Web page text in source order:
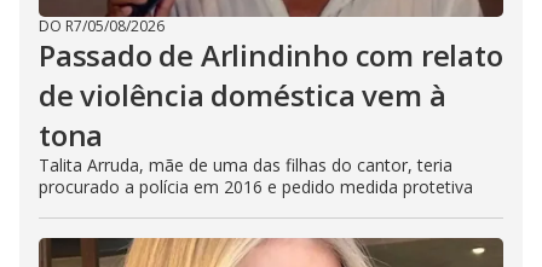
DO R7/05/08/2026
Passado de Arlindinho com relato
de violência doméstica vem à
tona
Talita Arruda, mãe de uma das filhas do cantor, teria
procurado a polícia em 2016 e pedido medida protetiva